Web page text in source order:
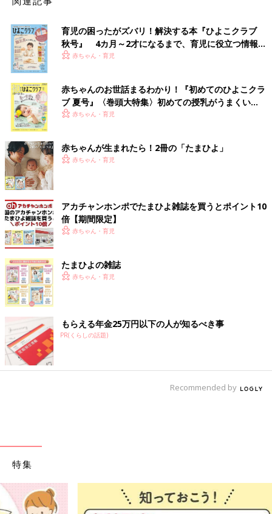
育児の困ったがズバリ！解決する本『ひよこクラブ
秋号』 4カ月～2才になるまで、育児に役立つ情報が
いっぱい！
赤ちゃん・育児
赤ちゃんのお世話まるわかり！『初めてのひよこクラ
ブ 夏号』〈巻頭大特集〉初めての授乳がうまくい
く！ おっぱい・ミルクの基本と夏のトラブル 解決テ
赤ちゃん・育児
赤ちゃんが生まれたら！2冊の「たまひよ」
赤ちゃん・育児
アカチャンホンポでたまひよ雑誌を買うとポイント10
倍【期間限定】
赤ちゃん・育児
たまひよの雑誌
赤ちゃん・育児
もらえる年金25万円以下の人が知るべき事
PR(くらしの話題)
Recommended by
特集